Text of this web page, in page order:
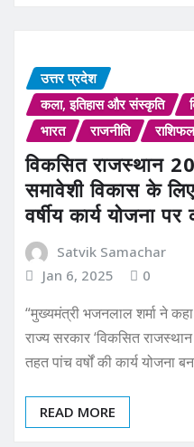
उत्तर प्रदेश
कला, इतिहास और संस्कृति
भारत
राजनीति राशिफल
विकसित राजस्थान
समावेशी विकास के
वर्षीय कार्य योजना पर
Satvik Samachar
Jan 6, 2025
0
“मुख्यमंत्री भजनलाल शर्मा ने
राज्य सरकार ‘विकसित
तहत पांच वर्षों की कार्य योजना
READ MORE